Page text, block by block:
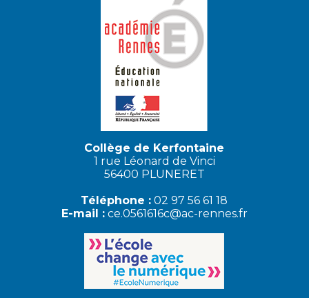
Collège de Kerfontaine
1 rue Léonard de Vinci
56400 PLUNERET
Téléphone : 02 97 56 61 18
E-mail : ce.0561616c@ac-rennes.fr